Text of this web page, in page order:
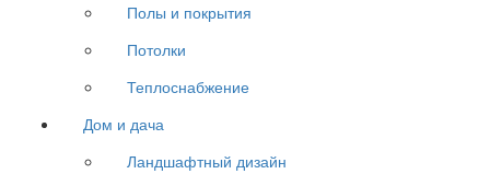
Полы и покрытия
Потолки
Теплоснабжение
Дом и дача
Ландшафтный дизайн